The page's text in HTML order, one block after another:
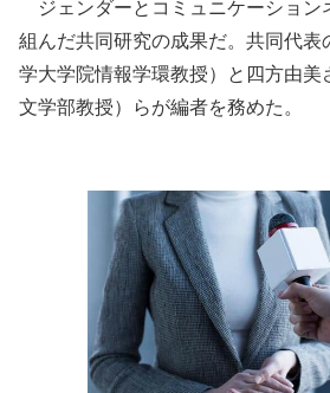
ジェンダーとコミュニケーション
組んだ共同研究の成果だ。共同代表
学大学院情報学環教授）と四方由美
文学部教授）らが編者を務めた。